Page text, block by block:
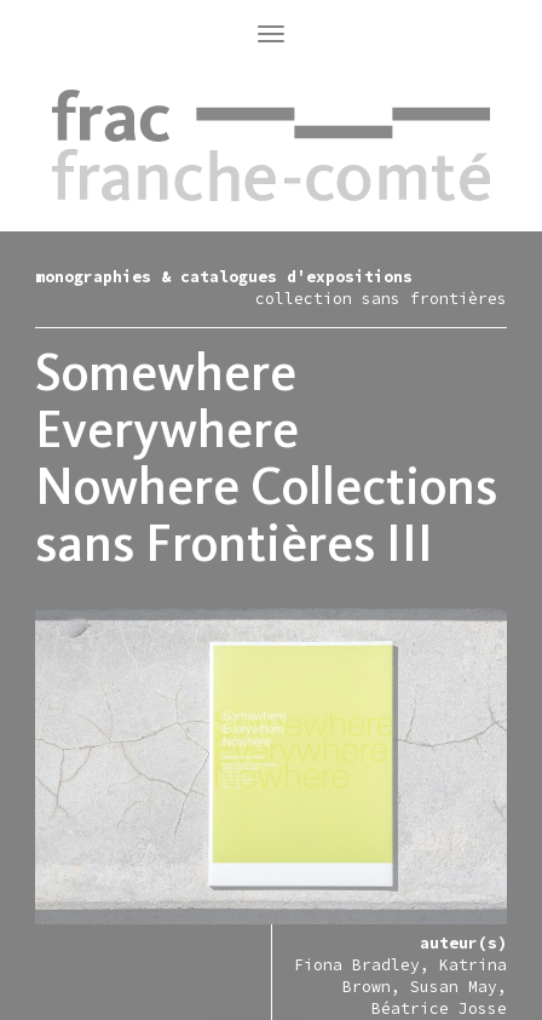
Toggle
navigation
monographies & catalogues d'expositions
collection sans frontières
Somewhere
Everywhere
Nowhere Collections
sans Frontières III
auteur(s)
Fiona Bradley
Katrina
Brown
Susan May
Béatrice Josse